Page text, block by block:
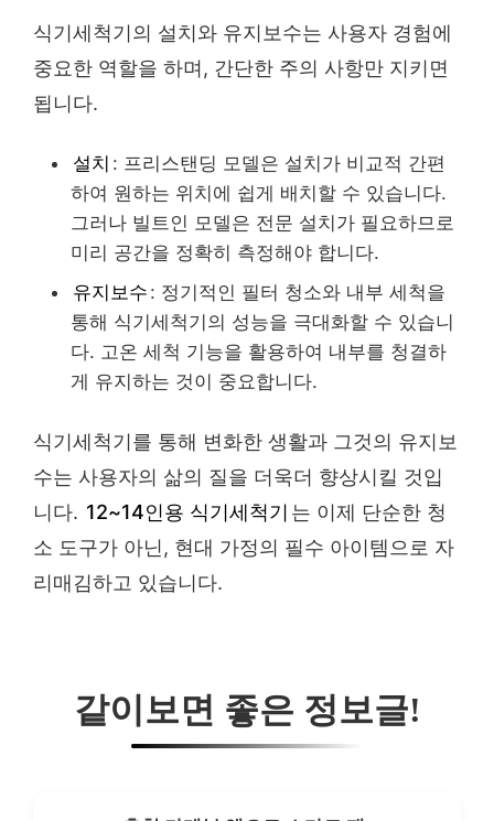
식기세척기의 설치와 유지보수는 사용자 경험에
중요한 역할을 하며, 간단한 주의 사항만 지키면
됩니다.
설치 : 프리스탠딩 모델은 설치가 비교적 간편
하여 원하는 위치에 쉽게 배치할 수 있습니다.
그러나 빌트인 모델은 전문 설치가 필요하므로
미리 공간을 정확히 측정해야 합니다.
유지보수 : 정기적인 필터 청소와 내부 세척을
통해 식기세척기의 성능을 극대화할 수 있습니
다. 고온 세척 기능을 활용하여 내부를 청결하
게 유지하는 것이 중요합니다.
식기세척기를 통해 변화한 생활과 그것의 유지보
수는 사용자의 삶의 질을 더욱더 향상시킬 것입
니다. 12~14인용 식기세척기 는 이제 단순한 청
소 도구가 아닌, 현대 가정의 필수 아이템으로 자
리매김하고 있습니다.
같이보면 좋은 정보글!